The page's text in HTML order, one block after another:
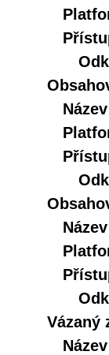
Vázaný